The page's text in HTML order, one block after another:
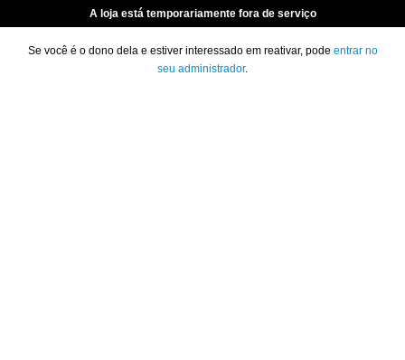
A loja está temporariamente fora de serviço
Se você é o dono dela e estiver interessado em reativar, pode entrar no
seu administrador.